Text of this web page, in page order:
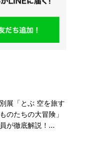
展「とぶ 空を旅す
のたちの大冒険」
が徹底解説！...